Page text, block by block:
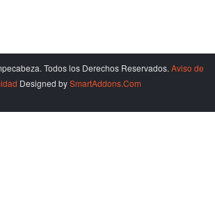
Todos los Derechos Reservados. Aviso de
Designed bySmartAddons.Com